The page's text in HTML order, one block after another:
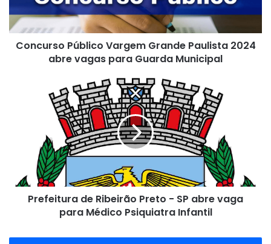
abre
vagas
para
Guarda
Concurso Público Vargem Grande Paulista 2024
abre vagas para Guarda Municipal
para
MédicoPrefeitura de Ribeirão Preto - SP abre vaga
para Médico Psiquiatra Infantil